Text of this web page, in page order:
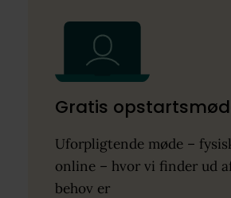
Gratis
Uforpligtende møde –
online – hvor vi finder ud
behov er